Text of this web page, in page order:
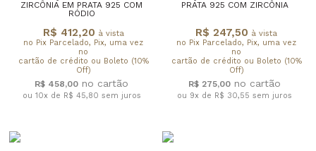
ZIRCÔNIA EM PRATA 925 COM
RÓDIO
R$ 412,20 à vista
no Pix Parcelado, Pix, uma vez
no
cartão de crédito ou Boleto (10%
Off)
R$ 458,00
ou 10x de R$ 45,80 sem juros
PRATA 925 COM ZIRCÔNIA
R$ 247,50 à vista
no Pix Parcelado, Pix, uma vez
no
cartão de crédito ou Boleto (10%
Off)
R$ 275,00
ou 9x de R$ 30,55 sem juros